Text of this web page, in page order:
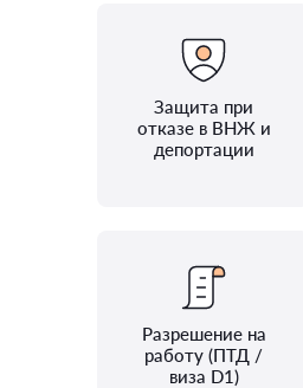
Защита при
отказе в ВНЖ и
депортации
Разрешение на
работу (ПТД /
виза D1)